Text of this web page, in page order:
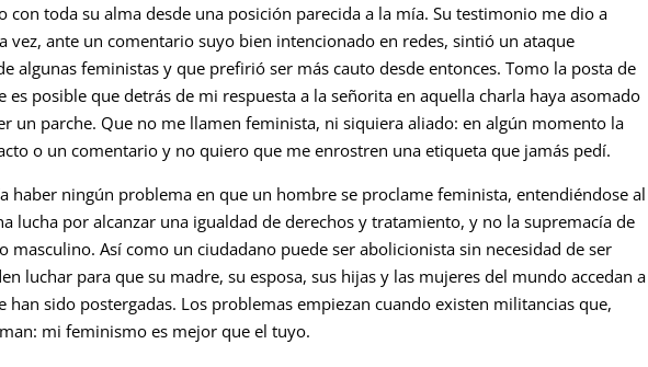
con toda su alma desde una posición parecida a la mía. Su testimonio me dio a
vez, ante un comentario suyo bien intencionado en redes, sintió un ataque
algunas feministas y que prefirió ser más cauto desde entonces. Tomo la posta de
es posible que detrás de mi respuesta a la señorita en aquella charla haya asomado
un parche. Que no me llamen feminista, ni siquiera aliado: en algún momento la
o un comentario y no quiero que me enrostren una etiqueta que jamás pedí.
haber ningún problema en que un hombre se proclame feminista, entendiéndose al
lucha por alcanzar una igualdad de derechos y tratamiento, y no la supremacía de
masculino. Así como un ciudadano puede ser abolicionista sin necesidad de ser
luchar para que su madre, su esposa, sus hijas y las mujeres del mundo accedan a
han sido postergadas. Los problemas empiezan cuando existen militancias que,
mi feminismo es mejor que el tuyo.